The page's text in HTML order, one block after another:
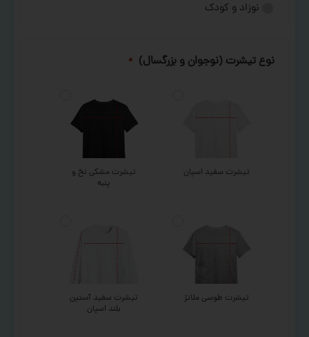
نوزاد و کودک
نوع تیشرت (نوجوان و بزرگسال) *
تیشرت سفید اسپان
تیشرت مشکی نخ و
پنبه
تیشرت طوسی ملانژ
تیشرت سفید آستین
بلند اسپان